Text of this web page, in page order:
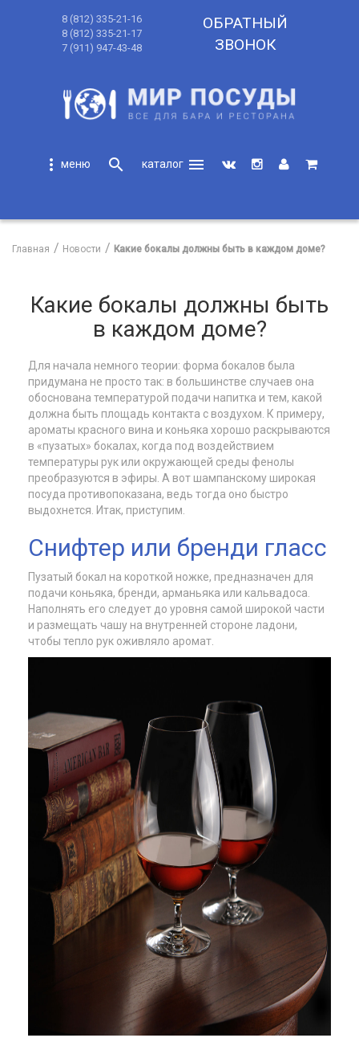
8 (812) 335-21-16
8 (812) 335-21-17
7 (911) 947-43-48
ОБРАТНЫЙ
ЗВОНОК
more_vert search
menu
Главная Новости Какие бокалы должны быть в каждом доме?
Какие бокалы должны быть
в каждом доме?
Для начала немного теории: форма бокалов была
придумана не просто так: в большинстве случаев она
обоснована температурой подачи напитка и тем, какой
должна быть площадь контакта с воздухом. К примеру,
ароматы красного вина и коньяка хорошо раскрываются
в «пузатых» бокалах, когда под воздействием
температуры рук или окружающей среды фенолы
преобразуются в эфиры. А вот шампанскому широкая
посуда противопоказана, ведь тогда оно быстро
выдохнется. Итак, приступим.
Снифтер или бренди гласс
Пузатый бокал на короткой ножке, предназначен для
подачи коньяка, бренди, арманьяка или кальвадоса.
Наполнять его следует до уровня самой широкой части
и размещать чашу на внутренней стороне ладони,
чтобы тепло рук оживляло аромат.